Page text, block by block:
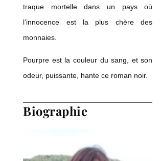
traque mortelledans un pays où
l’innocence est la plus chère des
monnaies.
Pourpre est la couleur du sang,
et son
odeur, puissante, hante ce roman noir.
Biographie